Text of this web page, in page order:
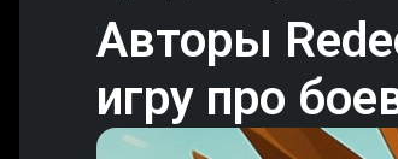
Авторы
игру про